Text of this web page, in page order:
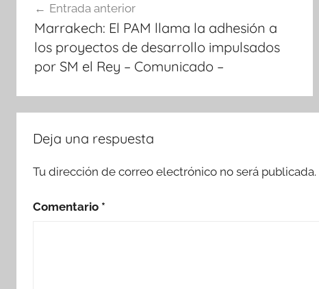
de
entradas
Entrada anterior
Marrakech: El PAM llama la adhesión a
los proyectos de desarrollo impulsados
por SM el Rey – Comunicado –
Deja una respuesta
Tu dirección de correo electrónico no será publicada.
Comentario *